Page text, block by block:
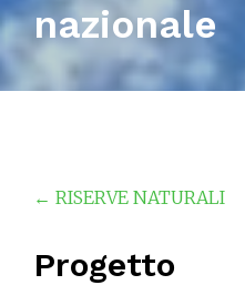
nazionale
← RISERVE NATURALI
Progetto